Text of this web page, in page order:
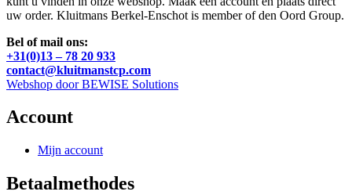
uw order. Kluitmans Berkel-Enschot is member of den Oord Group.
Bel of mail ons:
+31(0)13 – 78 20 933
contact@kluitmanstcp.com
Webshop door BEWISE Solutions
Account
Mijn account
Betaalmethodes